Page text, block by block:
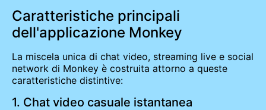
Caratteristiche principali
dell'applicazione Monkey
La miscela unica di chat video, streaming live e social
network di Monkey è costruita attorno a queste
caratteristiche distintive:
1. Chat video casuale istantanea